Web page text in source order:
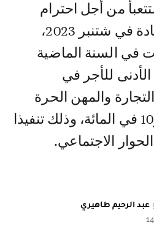
من أجل احترام
المشغلين لهذه الزيادة في شتنبر 2023،
في السنة الماضية
للأجر في
والمهن الحرة
بنسبة 5 في المائة و10 في المائة، وذلك تنفيذا
الاجتماعي.
عبد الرحيم طاهيري